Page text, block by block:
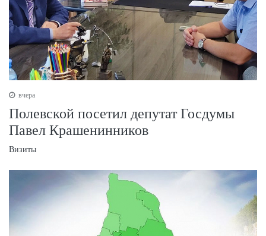
вчера
Полевской посетил депутат Госдумы
Павел Крашенинников
Визиты